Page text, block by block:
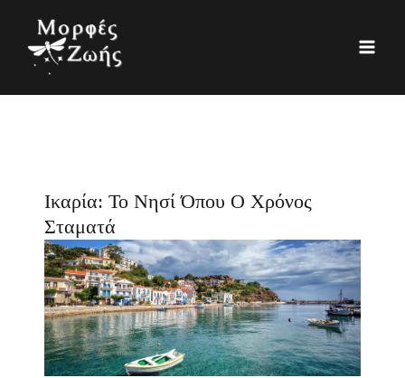
περιεχόμενο
Ικαρία: Το Νησί Όπου Ο Χρόνος
Σταματά
α
η
σ
ο